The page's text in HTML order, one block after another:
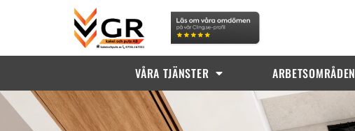
VÅRA TJÄNSTER ARBETSOMRÅDEN